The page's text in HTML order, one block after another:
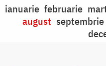
ianuarie februarie
august septembrie